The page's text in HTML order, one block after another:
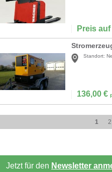
Preis
Standort:
136,00 €
1 2
Jetzt für den Newsletter